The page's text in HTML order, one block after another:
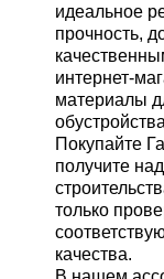
идеальное
прочность,
интернет-
материалы
Покупайте
получите
только
качества.